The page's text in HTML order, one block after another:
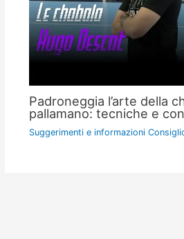
Padroneggia l’arte della
pallamano: tecniche e
Suggerimenti e informazioni